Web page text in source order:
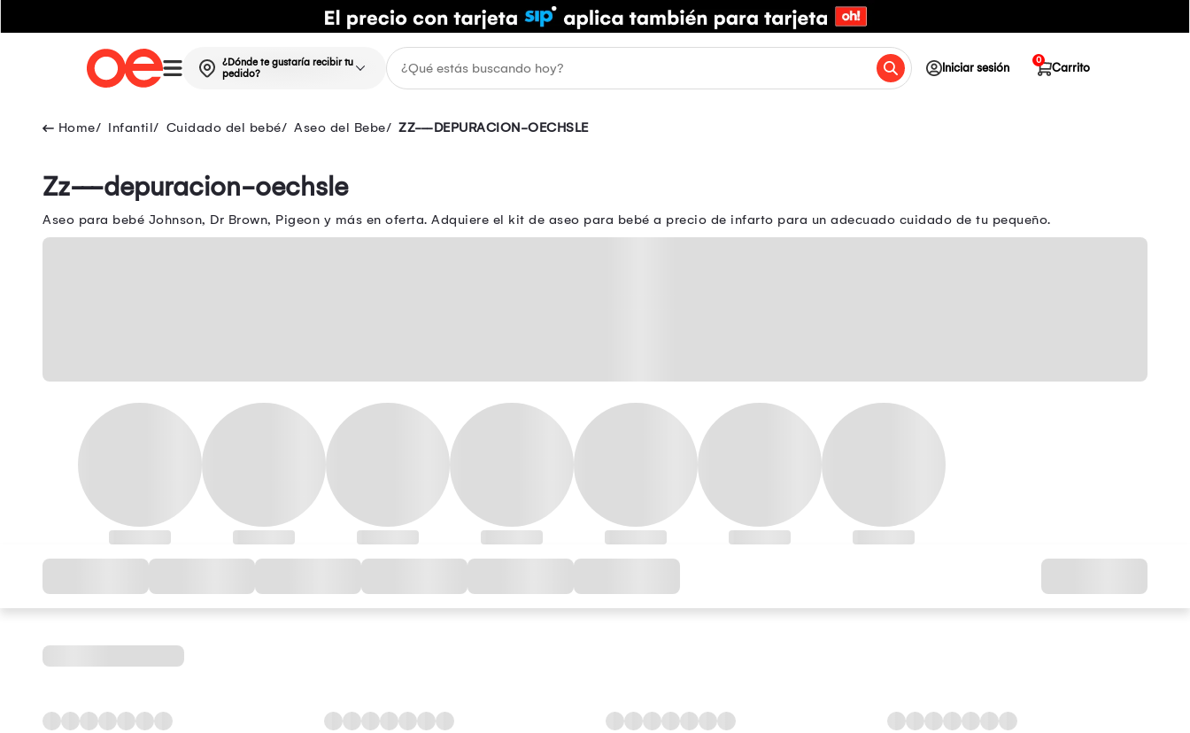
¿Dónde te gustaría recibir tu
pedido?
Iniciar sesión Carrito
0
Infantil Cuidado del bebé Aseo del Bebe ZZ---DEPURACION-OECHSLE
Zz---depuracion-oechsle
Aseo para bebé Johnson, Dr Brown, Pigeon y más en oferta. Adquiere el kit de aseo para bebé a precio de infarto para un adecuado cuidado de tu pequeño.